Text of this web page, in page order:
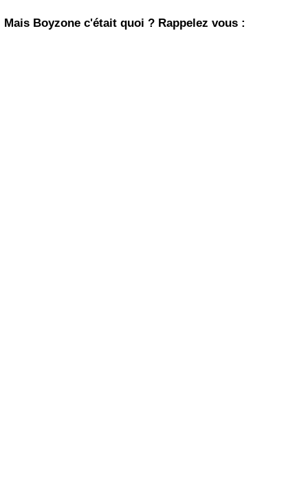
Mais Boyzone c'était quoi ? Rappelez vous :